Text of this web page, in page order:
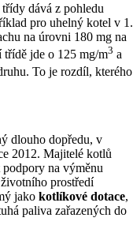
dává z pohledu
pro uhelný kotel v 1.
na úrovni 180 mg na
jde o 125 mg/m3 a
To je rozdíl, kterého
dlouho dopředu, v
2012. Majitelé kotlů
na výměnu
prostředí
jako kotlíkové dotace,
paliva zařazených do